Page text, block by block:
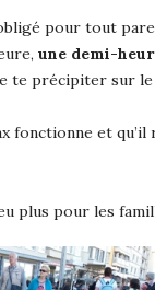
pour tout
une demi-
te précipiter sur
fonctionne et
plus pour les